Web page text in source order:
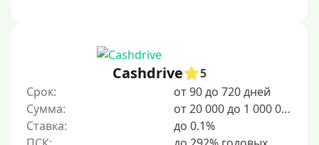
2000 руб
2500 руб
3000 руб
Cashdrive
5
Срок:
от 90 до 720 дней
Сумма:
от 20 000 до 1 000 000 ₽
Ставка:
до 0.1%